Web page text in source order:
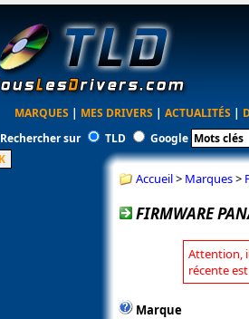
MARQUES | MES DRIVERS | ACTUALITÉS |
Rechercher sur
TLD Google
Accueil> Marques>
FIRMWARE
Attention,
récente
Marque